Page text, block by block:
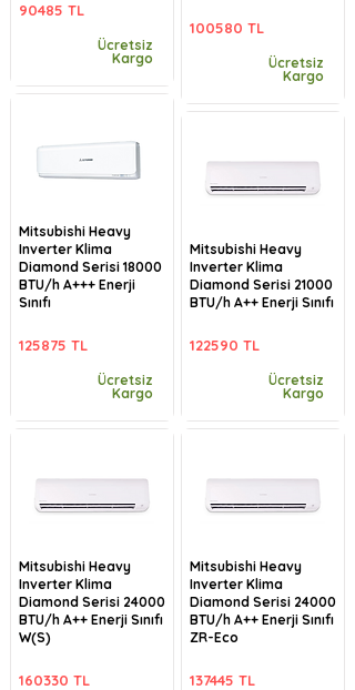
90485 TL
Ücretsiz
Kargo
Mitsubishi Heavy
Inverter Klima
Diamond Serisi 18000
BTU/h A+++ Enerji
Sınıfı
125875 TL
Ücretsiz
Kargo
Mitsubishi Heavy
Inverter Klima
Diamond Serisi 24000
BTU/h A++ Enerji Sınıfı
W(S)
160330 TL
100580 TL
Ücretsiz
Kargo
Mitsubishi Heavy
Inverter Klima
Diamond Serisi 21000
BTU/h A++ Enerji Sınıfı
122590 TL
Ücretsiz
Kargo
Mitsubishi Heavy
Inverter Klima
Diamond Serisi 24000
BTU/h A++ Enerji Sınıfı
ZR-Eco
137445 TL